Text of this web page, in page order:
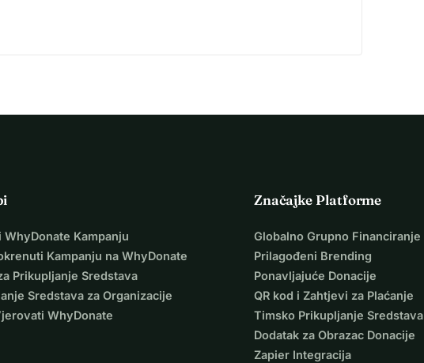
WhyDonate Kampanju
Kampanju na WhyDonate
Prikupljanje Sredstava
Sredstava za Organizacije
WhyDonate
Značajke Platforme
Globalno Grupno Financiranje
Prilagođeni Brending
Ponavljajuće Donacije
QR kod i Zahtjevi za Plaćanje
Timsko Prikupljanje Sredstava
Dodatak za Obrazac Donacije
Zapier Integracija